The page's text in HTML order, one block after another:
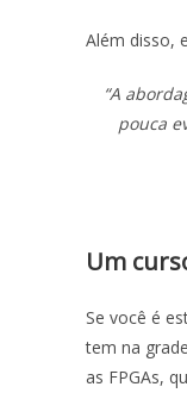
Além disso,
“A
pouca
Um
Se você é
tem na
as FPGAs,